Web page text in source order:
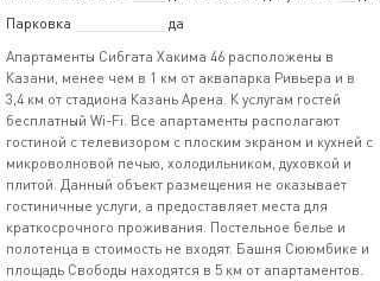
Парковка
да
Апартаменты Сибгата Хакима 46 расположены в
Казани, менее чем в 1 км от аквапарка Ривьера и в
3,4 км от стадиона Казань Арена. К услугам гостей
бесплатный Wi-Fi. Все апартаменты располагают
гостиной с телевизором с плоским экраном и кухней с
микроволновой печью, холодильником, духовкой и
плитой. Данный объект размещения не оказывает
гостиничные услуги, а предоставляет места для
краткосрочного проживания. Постельное белье и
полотенца в стоимость не входят. Башня Сююмбике и
площадь Свободы находятся в 5 км от апартаментов.